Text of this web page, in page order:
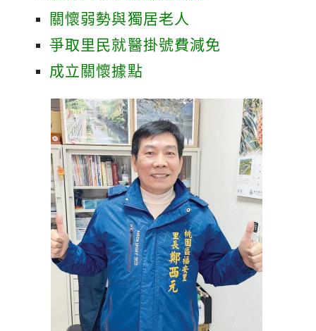
關懷弱勢與獨居老人
爭取里民就醫掛號費減免
成立關懷據點